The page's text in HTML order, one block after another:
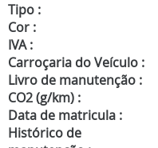
Tipo :
Cor :
IVA :
Carroçaria do Veículo :
Livro de manutenção :
CO2 (g/km) :
Data de matricula :
Histórico de